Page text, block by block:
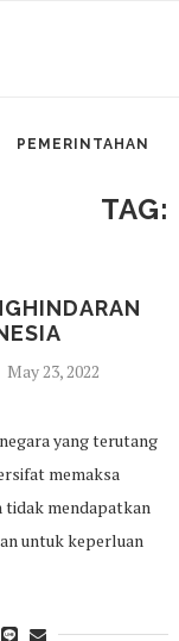
PEMERINTAHAN
TAG:
May 23, 2022
yang terutang
memaksa
tidak mendapatkan
untuk keperluan